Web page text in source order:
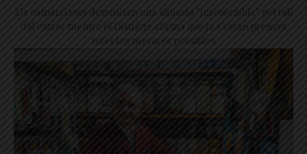
Els comerciants denuncien una situació "insostenible" pel tall
del carrer mentre el Districte afirma que ja s'estan prenent
totes les mesures possibles